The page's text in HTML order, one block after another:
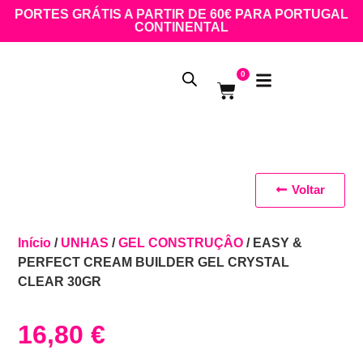
PORTES GRÁTIS A PARTIR DE 60€ PARA PORTUGAL
CONTINENTAL
0
Início / UNHAS /GEL CONSTRUÇÂO / EASY &
PERFECT CREAM BUILDER GEL CRYSTAL
CLEAR 30GR
16,80€
Voltar